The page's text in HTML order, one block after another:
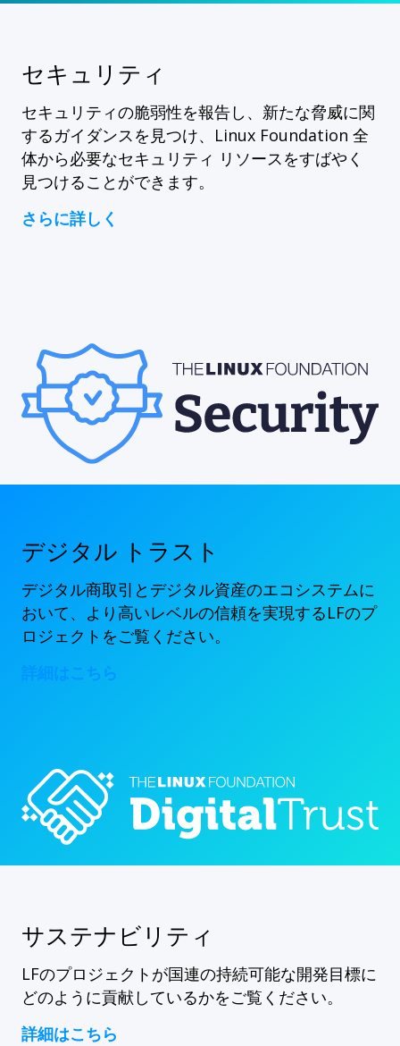
セキュリティ
セキュリティの脆弱性を報告し、新たな脅威に関
するガイダンスを見つけ、Linux Foundation 全
体から必要なセキュリティ リソースをすばやく
見つけることができます。
さらに詳しく
デジタル トラスト
デジタル商取引とデジタル資産のエコシステムに
おいて、より高いレベルの信頼を実現するLFのプ
ロジェクトをご覧ください。
詳細はこちら
サステナビリティ
LFのプロジェクトが国連の持続可能な開発目標に
どのように貢献しているかをご覧ください。
詳細はこちら